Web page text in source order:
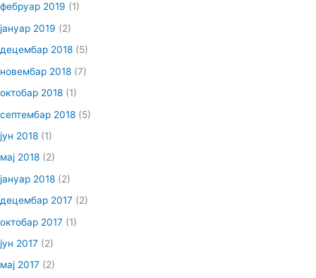
фебруар 2019 (1)
јануар 2019 (2)
децембар 2018 (5)
новембар 2018 (7)
октобар 2018 (1)
септембар 2018 (5)
јун 2018 (1)
мај 2018 (2)
јануар 2018 (2)
децембар 2017 (2)
октобар 2017 (1)
јун 2017 (2)
мај 2017 (2)